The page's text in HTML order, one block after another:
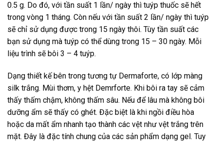
0.5 g. Do đó, với tần suất 1 lần/ ngày thì tuýp thuốc sẽ hết
trong vòng 1 tháng. Còn nếu với tần suất 2 lần/ ngày thì tuýp
sẽ chỉ sử dụng được trong 15 ngày thôi. Tùy tần suất các
bạn sử dụng mà tuýp có thể dùng trong 15 – 30 ngày. Mỗi
liệu trình sẽ bôi 3 – 4 tuýp.
Dạng thiết kế bên trong tương tự Dermaforte, có lớp màng
silk trắng. Mùi thơm, y hệt Demrforte. Khi bôi ra tay sẽ cảm
thấy thấm chậm, không thấm sâu. Nếu để lâu mà không bôi
dưỡng ẩm sẽ thấy có ghét. Đặc biệt là khi ngồi điều hòa
hoặc da mất ẩm nhanh tạo thành các vệt như vệt trắng trên
mặt. Đây là đặc tính chung của các sản phẩm dạng gel. Tuy